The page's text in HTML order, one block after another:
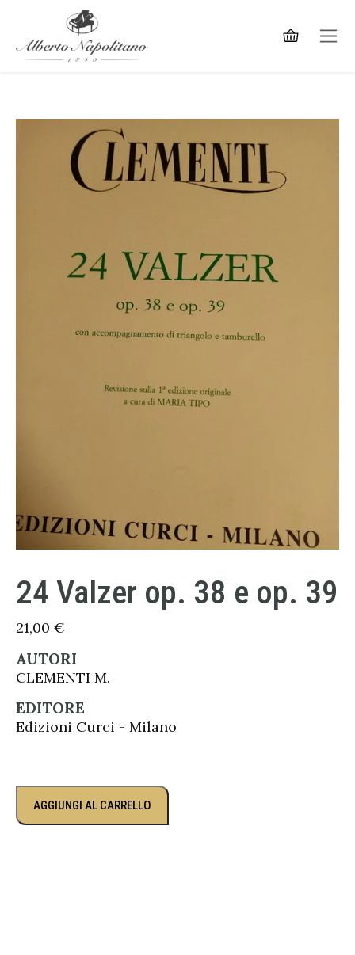
24 Valzer op. 38 e op. 39
21,00 €
AUTORI
CLEMENTI M.
EDITORE
Edizioni Curci - Milano
AGGIUNGI AL CARRELLO